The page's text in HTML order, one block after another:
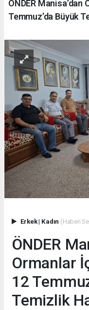
ÖNDER
Temmuz’da Büyük
Erkek| Kadın (Haberi
ÖNDER
Ormanlar
12
Temizlik